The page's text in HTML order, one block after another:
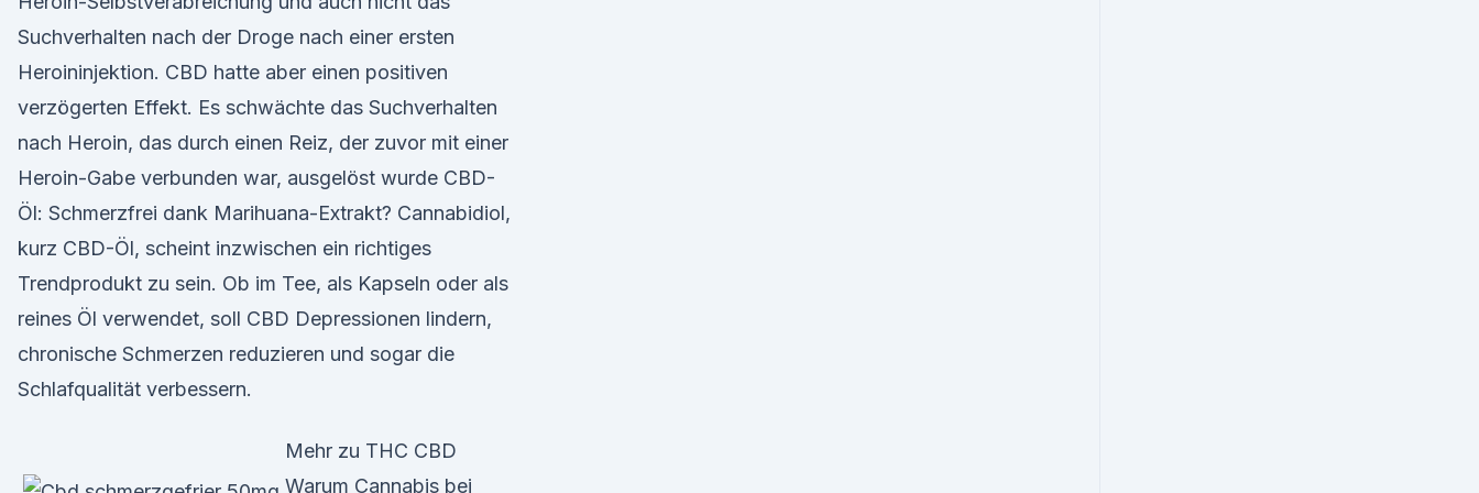
Suchverhalten nach der Droge nach einer ersten
Heroininjektion. CBD hatte aber einen positiven
verzögerten Effekt. Es schwächte das Suchverhalten
nach Heroin, das durch einen Reiz, der zuvor mit einer
Heroin-Gabe verbunden war, ausgelöst wurde CBD-
Öl: Schmerzfrei dank Marihuana-Extrakt? Cannabidiol,
kurz CBD-Öl, scheint inzwischen ein richtiges
Trendprodukt zu sein. Ob im Tee, als Kapseln oder als
reines Öl verwendet, soll CBD Depressionen lindern,
chronische Schmerzen reduzieren und sogar die
Schlafqualität verbessern.
Mehr zu THC CBD
Warum Cannabis bei